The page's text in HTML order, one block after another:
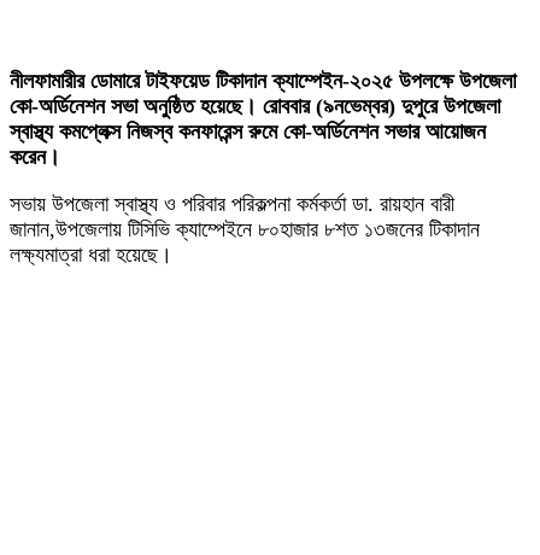
নীলফামারীর ডোমারে টাইফয়েড টিকাদান ক্যাম্পেইন-২০২৫ উপলক্ষে উপজেলা
কো-অর্ডিনেশন সভা অনুষ্ঠিত হয়েছে। রোববার (৯নভেম্বর) দুপুরে উপজেলা
স্বাস্থ্য কমপ্লেক্স নিজস্ব কনফারেন্স রুমে কো-অর্ডিনেশন সভার আয়োজন
করেন।
সভায় উপজেলা স্বাস্থ্য ও পরিবার পরিকল্পনা কর্মকর্তা ডা. রায়হান বারী
জানান,উপজেলায় টিসিভি ক্যাম্পেইনে ৮০হাজার ৮শত ১৩জনের টিকাদান
লক্ষ্যমাত্রা ধরা হয়েছে।